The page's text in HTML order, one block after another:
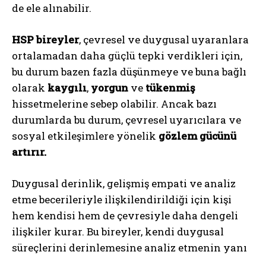
de ele alınabilir.
HSP bireyler, çevresel ve duygusal uyaranlara
ortalamadan daha güçlü tepki verdikleri için,
bu durum bazen fazla düşünmeye ve buna bağlı
olarak kaygılı, yorgun ve tükenmiş
hissetmelerine sebep olabilir. Ancak bazı
durumlarda bu durum, çevresel uyarıcılara ve
sosyal etkileşimlere yönelik gözlem gücünü
artırır.
Duygusal derinlik, gelişmiş empati ve analiz
etme becerileriyle ilişkilendirildiği için kişi
hem kendisi hem de çevresiyle daha dengeli
ilişkiler kurar. Bu bireyler, kendi duygusal
süreçlerini derinlemesine analiz etmenin yanı